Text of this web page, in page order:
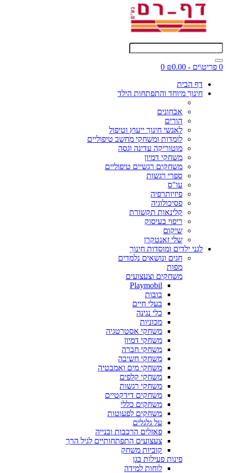
0 פריט\ים - ₪0.00
0
דף הבית
חינוך מיוחד והתפתחות הילד
אבחונים
הורים
לאנשי חינוך ייעוץ וטיפול
לומדות ומשחקי מחשב טיפוליים
מוטוריקה עדינה וגסה
משחקי דמיון
משחקים רגשיים טיפוליים
ספרי רגשות
עו"ס
פיזיותרפיה
פסיכולוגיה
קלינאות תקשורת
ריפוי בעיסוק
שיקום
שלי זאנטקרן
לגני ילדים ומוסדות חינוך
חגים ונושאים נלמדים
מפות
משחקים וצעצועים
Playmobil
בובות
בעלי חיים
כלי נגינה
מכוניות
משחקי אסטרטגיה
משחקי דמיון
משחקי חברה
משחקי חשיבה
משחקי מים ואמבטיה
משחקי קלפים
משחקי רגשות
משחקים דידקטיים
משחקים כללי
משחקים לפעוטות
על גלגלים
פאזלים הרכבות ובנייה
צעצועים התפתחותיים לגיל הרך
קוביות משחק
פינות פעילות בגן
לוחות למידה